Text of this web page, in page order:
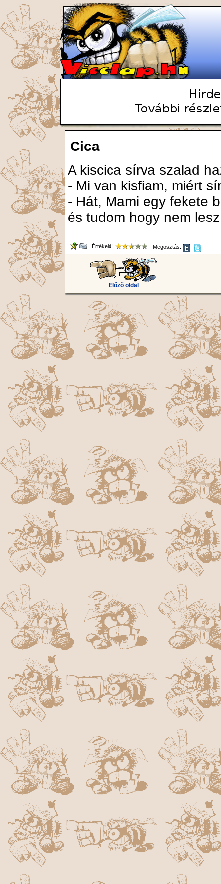
Cica
A kiscica sírva szalad
- Mi van kisfiam, miért
- Hát, Mami egy fekete
és tudom hogy nem
Értékeld! Megosztás:
Előző oldal